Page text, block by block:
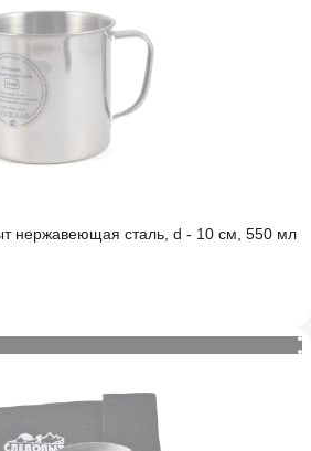
нержавеющая сталь, d - 10 см, 550 мл